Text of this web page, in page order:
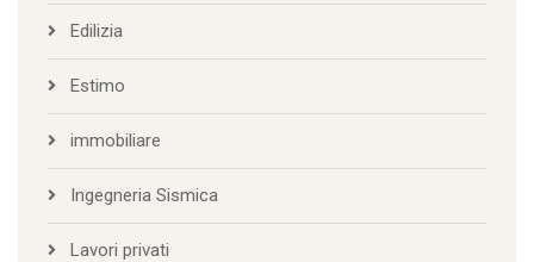
Edilizia
Estimo
immobiliare
Ingegneria Sismica
Lavori privati